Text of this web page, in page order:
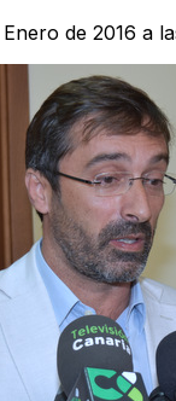
de 2016 a